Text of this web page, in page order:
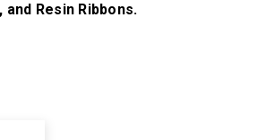
Resin Ribbons.